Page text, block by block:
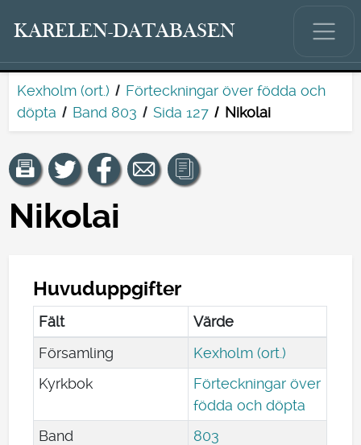
KARELEN-DATABASEN
Kexholm (ort.)
Förteckningar över födda och
döpta
Band 803 Sida 127 Nikolai
Nikolai
Huvuduppgifter
Fält
Värde
Församling
Kexholm (ort.)
Kyrkbok
Förteckningar över
födda och döpta
Band
803